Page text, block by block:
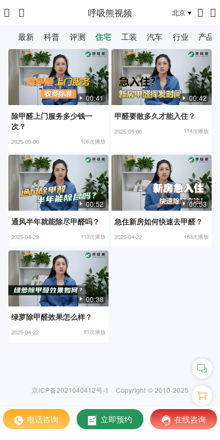
呼吸熊视频 北京
最新 科普 评测 住宅 工装 汽车 行业 产品
00:41
除甲醛上门服务多少钱一
次？
2025-05-06 106次播放
00:42
甲醛要散多久才能入住？
2025-05-06 114次播放
00:52
通风半年就能除尽甲醛吗？
2025-04-29 113次播放
00:53
急住新房如何快速去甲醛？
2025-04-22 183次播放
00:38
绿萝除甲醛效果怎么样？
2025-04-22 91次播放
京ICP备2021040412号-1 Copyright © 2010-2025
电话咨询 立即预约 在线咨询